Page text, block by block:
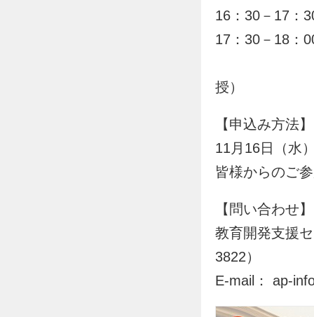
16：30－17
17：30－18：
授）
【申込み方法】
11月16日（水
皆様からのご
【問い合わせ】
教育開発支援
3822）
E-mail： ap-